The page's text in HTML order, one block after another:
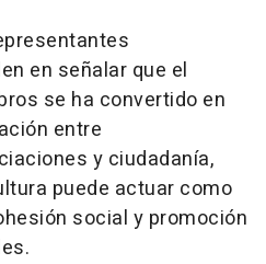
en señalar que el
se ha convertido en
entre
y ciudadanía,
puede actuar como
social y promoción